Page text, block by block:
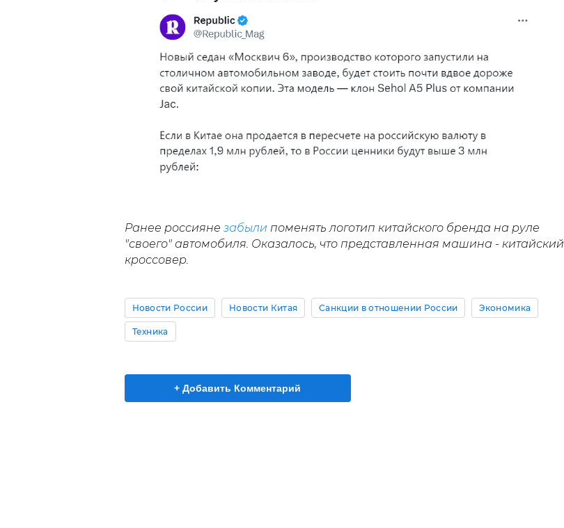
Ранее россияне забыли поменять логотип китайского бренда на руле
"своего" автомобиля. Оказалось, что представленная машина - китайский
кроссовер.
Новости России Новости Китая Санкции в отношении России Экономика
Техника
+ Добавить Комментарий